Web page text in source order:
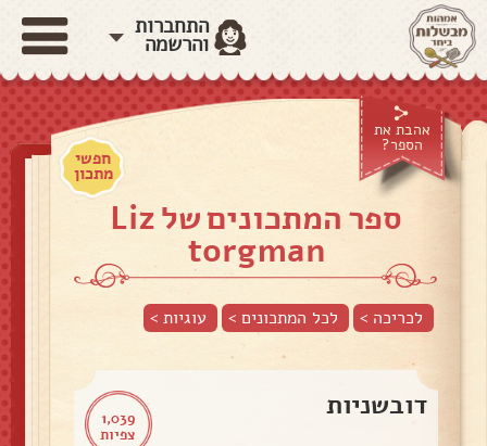
התחברות
והרשמה
אהבת את
הספר?
חפשי
מתכון
ספר המתכונים של Liz
torgman
לכריכה > לכל המתכונים > עוגיות>
1,039
צפיות
דובשניות